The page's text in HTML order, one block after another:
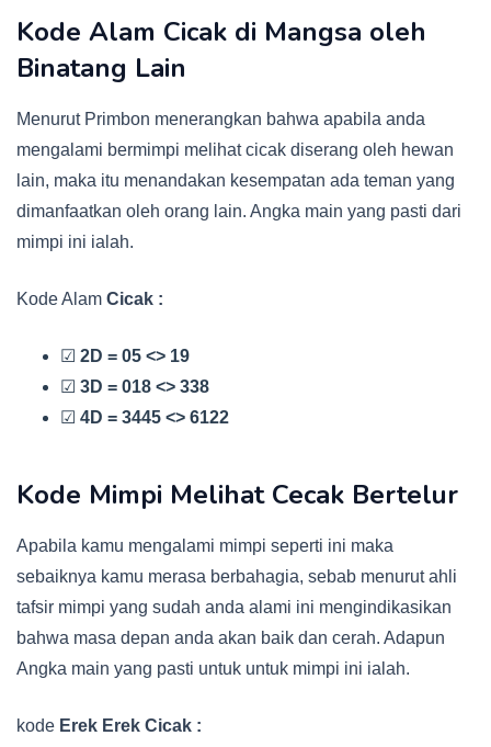
Kode Alam Cicak di Mangsa oleh
Binatang Lain
Menurut Primbon menerangkan bahwa apabila anda
mengalami bermimpi melihat cicak diserang oleh hewan
lain, maka itu menandakan kesempatan ada teman yang
dimanfaatkan oleh orang lain. Angka main yang pasti dari
mimpi ini ialah.
Kode Alam Cicak :
☑ 2D = 05 <> 19
☑ 3D = 018 <> 338
☑ 4D = 3445 <> 6122
Kode Mimpi Melihat Cecak Bertelur
Apabila kamu mengalami mimpi seperti ini maka
sebaiknya kamu merasa berbahagia, sebab menurut ahli
tafsir mimpi yang sudah anda alami ini mengindikasikan
bahwa masa depan anda akan baik dan cerah. Adapun
Angka main yang pasti untuk untuk mimpi ini ialah.
kode Erek Erek Cicak :